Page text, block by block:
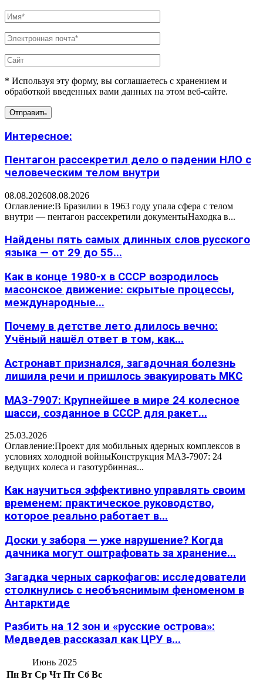
* Используя эту форму, вы соглашаетесь с хранением и
обработкой введенных вами данных на этом веб-сайте.
Интересное:
Пентагон рассекретил дело о падении НЛО с
человеческим телом внутри
08.08.202608.08.2026
Оглавление:В Бразилии в 1963 году упала сфера с телом
внутри — пентагон рассекретили документыНаходка в...
Найдены пять самых длинных слов русского
языка — от 29 до 55...
Как в конце 1980-х в СССР возродилось
масонское движение: скрытые процессы,
международные...
Почему в детстве лето длилось вечно:
Учёный нашёл ответ в том, как...
Астронавт признался, загадочная болезнь
лишила речи и пришлось эвакуировать МКС
МАЗ-7907: Крупнейшее в мире 24 колесное
шасси, созданное в СССР для ракет...
25.03.2026
Оглавление:Проект для мобильных ядерных комплексов в
условиях холодной войныКонструкция МАЗ-7907: 24
ведущих колеса и газотурбинная...
Как научиться эффективно управлять своим
временем: практическое руководство,
которое реально работает в...
Доски у забора — уже нарушение? Когда
дачника могут оштрафовать за хранение...
Загадка черных саркофагов: исследователи
столкнулись с необъяснимым феноменом в
Антарктиде
Разбить на 12 зон и «русские острова»:
Медведев рассказал как ЦРУ в...
Июнь 2025
Пн Вт Ср Чт Пт Сб Вс